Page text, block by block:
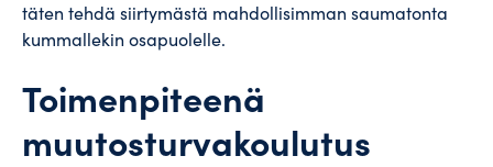
täten tehdä siirtymästä mahdollisimman saumatonta
kummallekin osapuolelle.
Toimenpiteenä
muutosturvakoulutus